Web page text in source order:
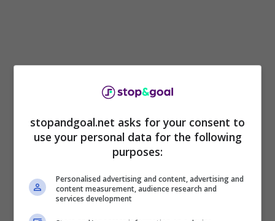
Proposto il sesso in cambio di soldi, la
denuncia pubblica è di Alisha Lehmannche
ha svelato all’interno del podcast
aver ricevuto unaproposta di sesso da parte di
una star internazionale:“Mi trovavo a Miami
con alcuni amici in un club, poi mi è arrivato un
stopandgoal.net asks for your consent to
use your personal data for the following
purposes:
Personalised advertising and content, advertising and
content measurement, audience research and
services development